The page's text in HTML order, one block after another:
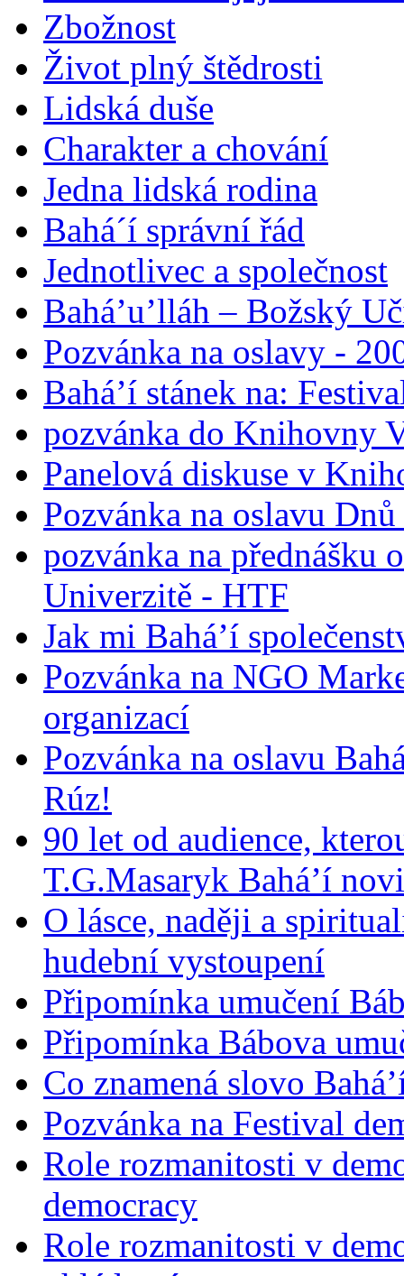
Zbožnost
Život plný štědrosti
Lidská duše
Charakter a chování
Jedna lidská rodina
Bahá´í správní řád
Jednotlivec a společnost
Bahá’u’lláh – Božský
Pozvánka na oslavy -
Bahá’í stánek na:
pozvánka do Knihovny
Panelová diskuse v
Pozvánka na oslavu
pozvánka na přednášku
Univerzitě - HTF
Jak mi Bahá’í
Pozvánka na NGO
organizací
Pozvánka na oslavu
Rúz!
90 let od audience,
T.G.Masaryk Bahá’í
O lásce, naději a
hudební vystoupení
Připomínka umučení
Připomínka Bábova
Co znamená slovo
Pozvánka na Festival
Role rozmanitosti v
democracy
Role rozmanitosti v